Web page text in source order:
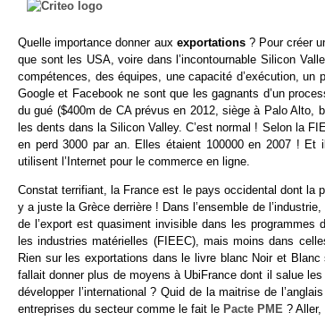
Quelle importance donner aux exportations ? Pour créer
que sont les USA, voire dans l’incontournable Silicon
compétences, des équipes, une capacité d’exécution,
Google et Facebook ne sont que les gagnants d’un
du gué ($400m de CA prévus en 2012, siège à Palo
les dents dans la Silicon Valley. C’est normal ! Selon la
en perd 3000 par an. Elles étaient 100000 en 2007 ! Et
utilisent l’Internet pour le commerce en ligne.
Constat terrifiant, la France est le pays occidental dont la
y a juste la Grèce derrière ! Dans l’ensemble de
de l’export est quasiment invisible dans les
les industries matérielles (FIEEC), mais moins dans
Rien sur les exportations dans le livre blanc Noir et
fallait donner plus de moyens à UbiFrance dont il salue
développer l’international ? Quid de la maitrise de
entreprises du secteur comme le fait le Pacte PME ?